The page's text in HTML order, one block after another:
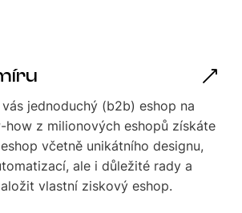
jednoduchý (b2b) eshop na
how z milionových eshopů získáte
včetně unikátního designu,
ale i důležité rady a
vlastní ziskový eshop.